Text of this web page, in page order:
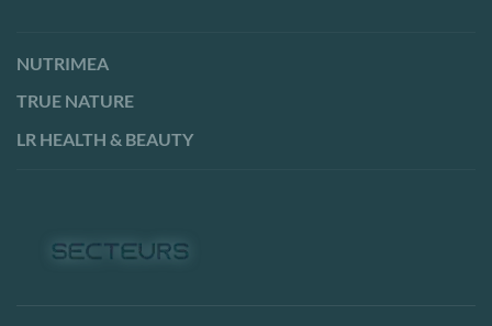
NUTRIMEA
TRUE NATURE
LR HEALTH & BEAUTY